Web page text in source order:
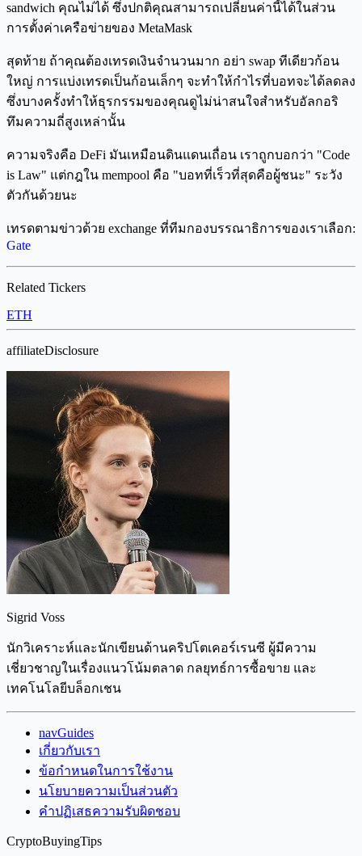
sandwich คุณไม่ได้ ซึ่งปกติคุณสามารถเปลี่ยนค่านี้ได้ในส่วน
การตั้งค่าเครือข่ายของ MetaMask
สุดท้าย ถ้าคุณต้องเทรดเงินจำนวนมาก อย่า swap ทีเดียวก้อน
ใหญ่ การแบ่งเทรดเป็นก้อนเล็กๆ จะทำให้กำไรที่บอทจะได้ลดลง
ซึ่งบางครั้งทำให้ธุรกรรมของคุณดูไม่น่าสนใจสำหรับอัลกอริ
ทึมความถี่สูงเหล่านั้น
ความจริงคือ DeFi มันเหมือนดินแดนเถื่อน เราถูกบอกว่า "Code
is Law" แต่กฎใน mempool คือ "บอทที่เร็วที่สุดคือผู้ชนะ" ระวัง
ตัวกันด้วยนะ
เทรดตามข่าวด้วย exchange ที่ทีมกองบรรณาธิการของเราเลือก:
Gate
Related Tickers
ETH
affiliateDisclosure
Sigrid Voss
นักวิเคราะห์และนักเขียนด้านคริปโตเคอร์เรนซี ผู้มีความ
เชี่ยวชาญในเรื่องแนวโน้มตลาด กลยุทธ์การซื้อขาย และ
เทคโนโลยีบล็อกเชน
navGuides
เกี่ยวกับเรา
ข้อกำหนดในการใช้งาน
นโยบายความเป็นส่วนตัว
คำปฏิเสธความรับผิดชอบ
CryptoBuyingTips